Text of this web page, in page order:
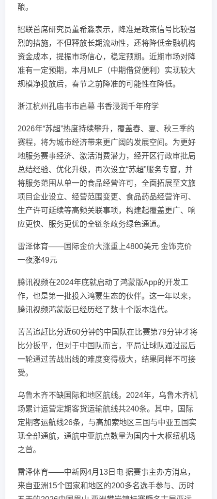
酿。
招联首席研究员董希淼表示，降准是政策信号比较强
烈的措施，不但释放长期流动性，还将降低金融机构
资金成本，提振市场信心，稳定预期。近期市场对降
准有一定预期，本月MLF（中期借贷便利）实现较大
规模净投放后，春节之前降准的可能性在降低。
浙江杭州孔庙书市启幕 书香浸润千年府学
2026年“苏超”热度持续攀升，覆盖春、夏、秋三季的
赛程，将为城市经济带来更广阔的发展空间。为更好
地服务赛事经济、激活消费潜力，经开区行政审批局
总结经验、优化升级，再次设立“苏超”服务专窗，并
将服务范围从单一的食品经营许可，全面拓展至文旅
项目企业设立、经营范围变更、食品药品经营许可、
生产许可延续等高频关联事项，构建起覆盖更广、响
应更快、服务更优的全链条政务绿色通道。
雷泽体育——国际金价大涨重上4800美元 金饰克价
一夜涨49元
腾讯视频在2024年底就启动了鸿蒙版App的开发工
作，也是第一批投入鸿蒙生态的伙伴。这一年以来，
腾讯视频鸿蒙版已经历经了数十个版本迭代。
苦苦追赶比分近60分钟的中国队在比赛第79分钟才将
比分扳平，但对于中国队而言，平局让球队通过最后
一轮通过苦战出线的难度变得极大，结果同样不可接
受。
乌鲁木齐不缺国际和地区航线。2024年，乌鲁木齐机
场累计运营定期客货运输航线共240条。其中，国际
定期客运航线26条，与高加索地区三国与中亚五国实
现全部通航，通航中亚航点数量为国内十大枢纽机场
之首。
雷泽体育——中新网4月13日电 据赛事主办方消息，
来自亚洲15个国家和地区的200多名选手参与、历时